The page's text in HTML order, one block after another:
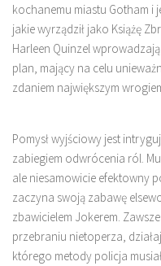
kochanemu miastu Gotham i
jakie wyrządził jako Książę
Harleen Quinzel
plan, mający na celu
zdaniem największym
Pomysł wyjściowy jest
zabiegiem odwrócenia ról.
ale niesamowicie efektowny
zaczyna swoją zabawę
zbawicielem Jokerem.
przebraniu nietoperza,
którego metody policja